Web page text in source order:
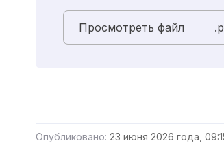
Просмотреть файл
Опубликовано: 23 июня 2026 года,